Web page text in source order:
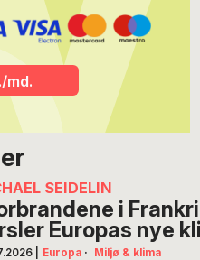
md.
SEIDELIN
i
Europas nye
Europa · Miljø & klima